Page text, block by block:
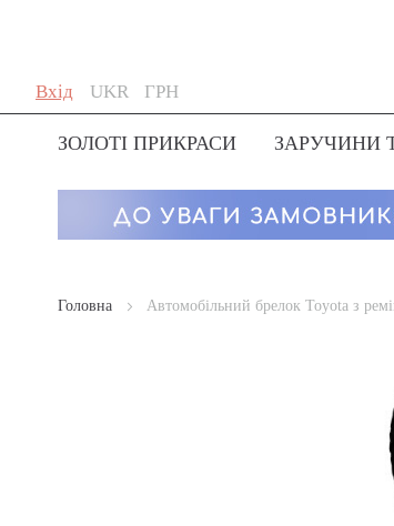
Вхід
Skip
to
Content
Мова
UKR Валюта
ГРН
ЗОЛОТІ ПРИКРАСИ ЗАРУЧИНИ
Головна Автомобільний брелок Toyota з